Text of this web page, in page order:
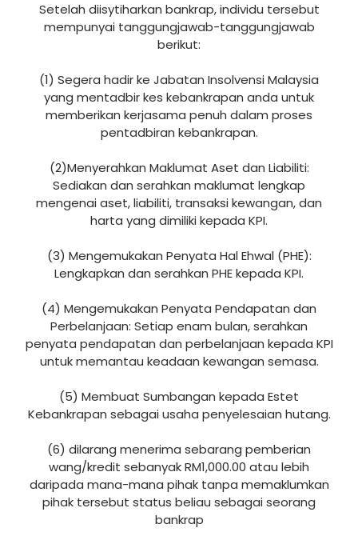
Setelah diisytiharkan bankrap, individu tersebut
mempunyai tanggungjawab-tanggungjawab
berikut:
(1) Segera hadir ke Jabatan Insolvensi Malaysia
yang mentadbir kes kebankrapan anda untuk
memberikan kerjasama penuh dalam proses
pentadbiran kebankrapan.
(2)Menyerahkan Maklumat Aset dan Liabiliti:
Sediakan dan serahkan maklumat lengkap
mengenai aset, liabiliti, transaksi kewangan, dan
harta yang dimiliki kepada KPI.
(3) Mengemukakan Penyata Hal Ehwal (PHE):
Lengkapkan dan serahkan PHE kepada KPI.
(4) Mengemukakan Penyata Pendapatan dan
Perbelanjaan: Setiap enam bulan, serahkan
penyata pendapatan dan perbelanjaan kepada KPI
untuk memantau keadaan kewangan semasa.
(5) Membuat Sumbangan kepada Estet
Kebankrapan sebagai usaha penyelesaian hutang.
(6) dilarang menerima sebarang pemberian
wang/kredit sebanyak RM1,000.00 atau lebih
daripada mana-mana pihak tanpa memaklumkan
pihak tersebut status beliau sebagai seorang
bankrap